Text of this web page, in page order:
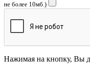
не более 10мб.)
Нажимая на кнопку, Вы